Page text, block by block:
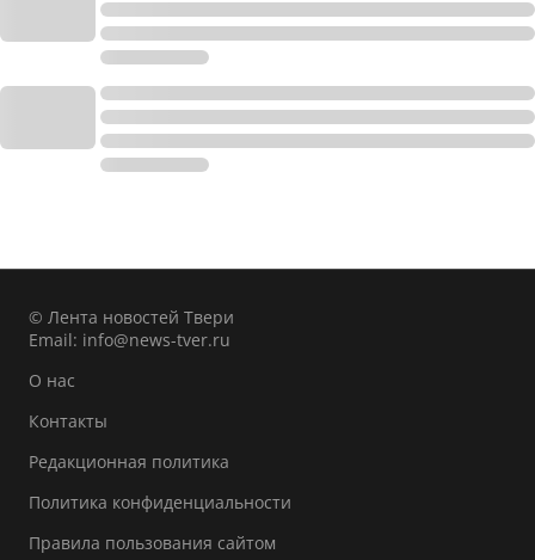
© Лента новостей Твери
Email: info@news-tver.ru
О нас
Контакты
Редакционная политика
Политика конфиденциальности
Правила пользования сайтом